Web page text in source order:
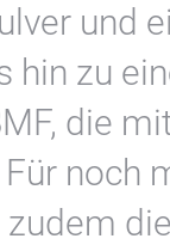
und
hin zu
die
noch